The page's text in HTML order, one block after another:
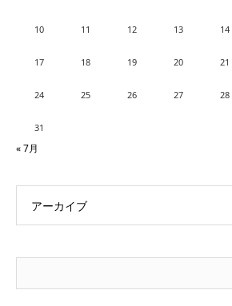
10 11 12 13 14
17 18 19 20 21
24 25 26 27 28
31
« 7月
アーカイブ